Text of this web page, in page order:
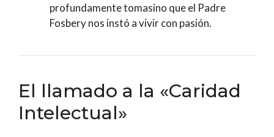
profundamente tomasino que el Padre
Fosbery nos instó a vivir con pasión.
El llamado a la «Caridad
Intelectual»